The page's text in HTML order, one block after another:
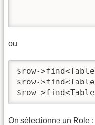
ou
$row-
$row-
$row-
On sélectionne un Role :